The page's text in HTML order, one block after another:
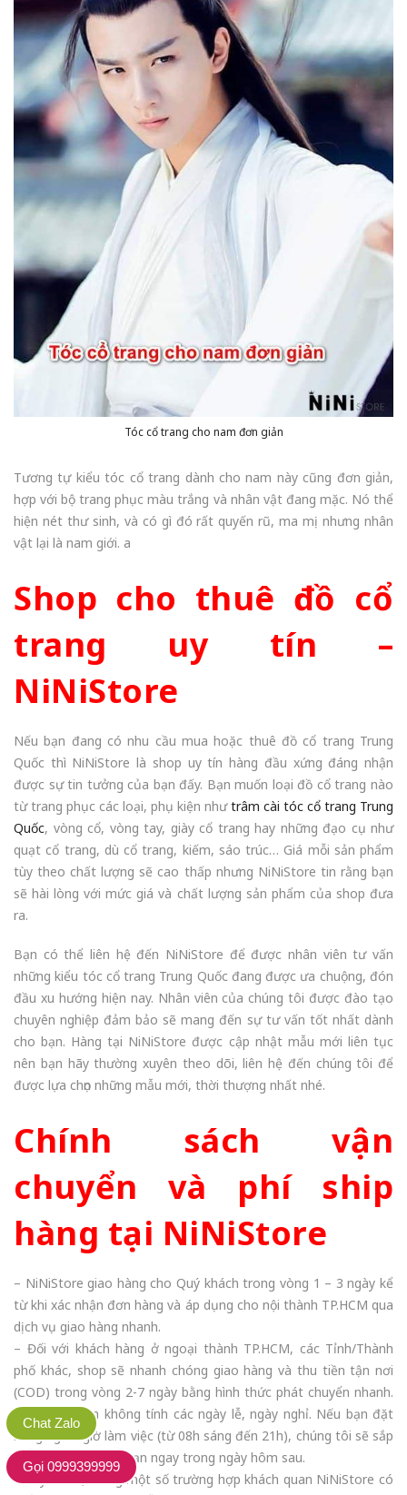
Tóc cổ trang cho nam đơn giản
Tương tự kiểu tóc cổ trang dành cho nam này cũng đơn giản,
hợp với bộ trang phục màu trắng và nhân vật đang mặc. Nó thể
hiện nét thư sinh, và có gì đó rất quyến rũ, ma mị nhưng nhân
vật lại là nam giới. a
Shop cho thuê đồ cổ
trang uy tín –
NiNiStore
Nếu bạn đang có nhu cầu mua hoặc thuê đồ cổ trang Trung
Quốc thì NiNiStore là shop uy tín hàng đầu xứng đáng nhận
được sự tin tưởng của bạn đấy. Bạn muốn loại đồ cổ trang nào
từ trang phục các loại, phụ kiện nhưtrâm cài tóc cổ trang Trung
Quốc, vòng cổ, vòng tay, giày cổ trang hay những đạo cụ như
quạt cổ trang, dù cổ trang, kiếm, sáo trúc… Giá mỗi sản phẩm
tùy theo chất lượng sẽ cao thấp nhưng NiNiStore tin rằng bạn
sẽ hài lòng với mức giá và chất lượng sản phẩm của shop đưa
ra.
Bạn có thể liên hệ đến NiNiStore để được nhân viên tư vấn
những kiểu tóc cổ trang Trung Quốc đang được ưa chuộng, đón
đầu xu hướng hiện nay. Nhân viên của chúng tôi được đào tạo
chuyên nghiệp đảm bảo sẽ mang đến sự tư vấn tốt nhất dành
cho bạn. Hàng tại NiNiStore được cập nhật mẫu mới liên tục
nên bạn hãy thường xuyên theo dõi, liên hệ đến chúng tôi để
được lựa chọn những mẫu mới, thời thượng nhất nhé.
Chính sách vận
chuyển và phí ship
hàng tại NiNiStore
– NiNiStore giao hàng cho Quý khách trong vòng 1 – 3 ngày kể
từ khi xác nhận đơn hàng và áp dụng cho nội thành TP.HCM qua
dịch vụ giao hàng nhanh.
– Đối với khách hàng ở ngoại thành TP.HCM, các Tỉnh/Thành
phố khác, shop sẽ nhanh chóng giao hàng và thu tiền tận nơi
(COD) trong vòng 2-7 ngày bằng hình thức phát chuyển nhanh.
Thời gian trên không tính các ngày lễ, ngày nghỉ. Nếu bạn đặt
hàng ngoài giờ làm việc (từ 08h sáng đến 21h), chúng tôi sẽ sắp
xếp giao hàng cho bạn ngay trong ngày hôm sau.
– Tuy nhiên, trong một số trường hợp khách quan NiNiStore có
Chat Zalo
Gọi 0999399999